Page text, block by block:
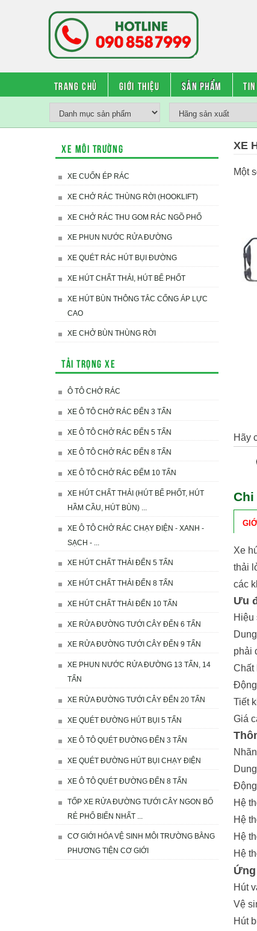
Trang chủ Giới thiệu Sản phẩm
Xe môi trường
XE CUỐN ÉP RÁC
XE CHỞ RÁC THÙNG RỜI (HOOKLIFT)
XE CHỞ RÁC THU GOM RÁC NGÕ PHỐ
XE PHUN NƯỚC RỬA ĐƯỜNG
XE QUÉT RÁC HÚT BỤI ĐƯỜNG
XE HÚT CHẤT THẢI, HÚT BỂ PHỐT
XE HÚT BÙN THÔNG TẮC CỐNG ÁP LỰC
CAO
XE CHỞ BÙN THÙNG RỜI
Tải trọng xe
Ô TÔ CHỞ RÁC
XE Ô TÔ CHỞ RÁC ĐẾN 3 TẤN
XE Ô TÔ CHỞ RÁC ĐẾN 5 TẤN
XE Ô TÔ CHỞ RÁC ĐẾN 8 TẤN
XE Ô TÔ CHỞ RÁC ĐẾM 10 TẤN
XE HÚT CHẤT THẢI (HÚT BỂ PHỐT, HÚT
HẦM CẦU, HÚT BÙN) ...
XE Ô TÔ CHỞ RÁC CHẠY ĐIỆN - XANH -
SẠCH - ...
XE HÚT CHẤT THẢI ĐẾN 5 TẤN
XE HÚT CHẤT THẢI ĐẾN 8 TẤN
XE HÚT CHẤT THẢI ĐẾN 10 TẤN
XE RỬA ĐƯỜNG TƯỚI CÂY ĐẾN 6 TẤN
XE RỬA ĐƯỜNG TƯỚI CÂY ĐẾN 9 TẤN
XE PHUN NƯỚC RỬA ĐƯỜNG 13 TẤN, 14
TẤN
XE RỬA ĐƯỜNG TƯỚI CÂY ĐẾN 20 TẤN
XE QUÉT ĐƯỜNG HÚT BỤI 5 TẤN
XE Ô TÔ QUÉT ĐƯỜNG ĐẾN 3 TẤN
XE QUÉT ĐƯỜNG HÚT BỤI CHẠY ĐIỆN
XE Ô TÔ QUÉT ĐƯỜNG ĐẾN 8 TẤN
TỐP XE RỬA ĐƯỜNG TƯỚI CÂY NGON BỔ
RẺ PHỔ BIẾN NHẤT ...
CƠ GIỚI HÓA VỆ SINH MÔI TRƯỜNG BẰNG
PHƯƠNG TIỆN CƠ GIỚI
XE
Một
Hãy
Chi
Xe
thải
các
Ưu
Hiệu
phải
Chất
Tiết
Giá
Hệ
Hệ
Hệ
Hệ
Hút
Vệ
Hút